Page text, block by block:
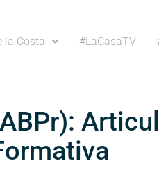
la Costa #LaCasaTV